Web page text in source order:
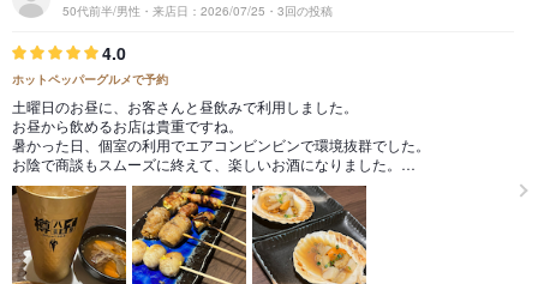
50代前半/男性・来店日：2026/07/25・3回の投稿
4.0
ホットペッパーグルメで予約
土曜日のお昼に、お客さんと昼飲みで利用しました。
お昼から飲めるお店は貴重ですね。
暑かった日、個室の利用でエアコンビンビンで環境抜群でした。
お陰で商談もスムーズに終えて、楽しいお酒になりました。…